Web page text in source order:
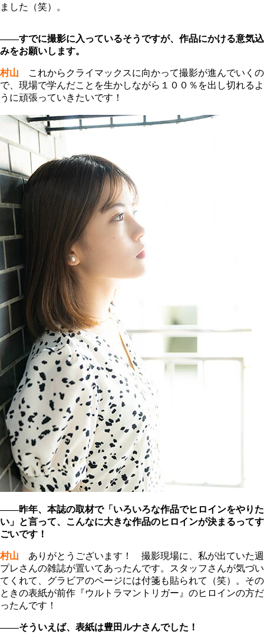
ました（笑）。
――すでに撮影に入っているそうですが、作品にかける意気込
みをお願いします。
村山 これからクライマックスに向かって撮影が進んでいくの
で、現場で学んだことを生かしながら１００％を出し切れるよ
うに頑張っていきたいです！
――昨年、本誌の取材で「いろいろな作品でヒロインをやりた
い」と言って、こんなに大きな作品のヒロインが決まるってす
ごいです！
村山
ありがとうございます！ 撮影現場に、私が出ていた週
プレさんの雑誌が置いてあったんです。スタッフさんが気づい
てくれて、グラビアのページには付箋も貼られて（笑）。その
ときの表紙が前作『ウルトラマントリガー』のヒロインの方だ
ったんです！
――そういえば、表紙は豊田ルナさんでした！